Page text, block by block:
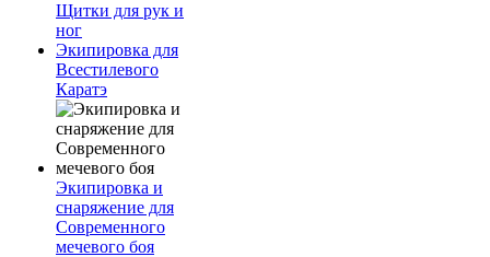
Щитки для рук и
ног
Экипировка для
Всестилевого
Каратэ
Экипировка и
снаряжение для
Современного
мечевого боя